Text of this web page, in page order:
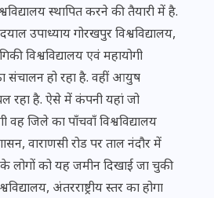
स्थापित करने की तैयारी में है.
उपाध्याय गोरखपुर विश्वविद्यालय,
विश्वविद्यालय एवं महायोगी
संचालन हो रहा है. वहीं आयुष
चल रहा है. ऐसे में कंपनी यहां जो
वह जिले का पाँचवाँ विश्वविद्यालय
वाराणसी रोड पर ताल नंदौर में
लोगों को यह जमीन दिखाई जा चुकी
अंतरराष्ट्रीय स्तर का होगा